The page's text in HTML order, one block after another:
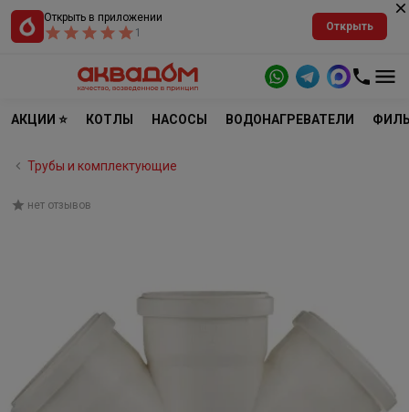
Открыть в приложении
1
Открыть
АКЦИИ ⭐ КОТЛЫ НАСОСЫ ВОДОНАГРЕВАТЕЛИ
Трубы и комплектующие
нет отзывов